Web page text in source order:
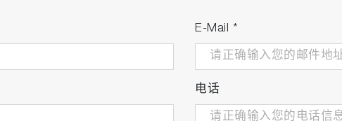
E-Mail *
电话